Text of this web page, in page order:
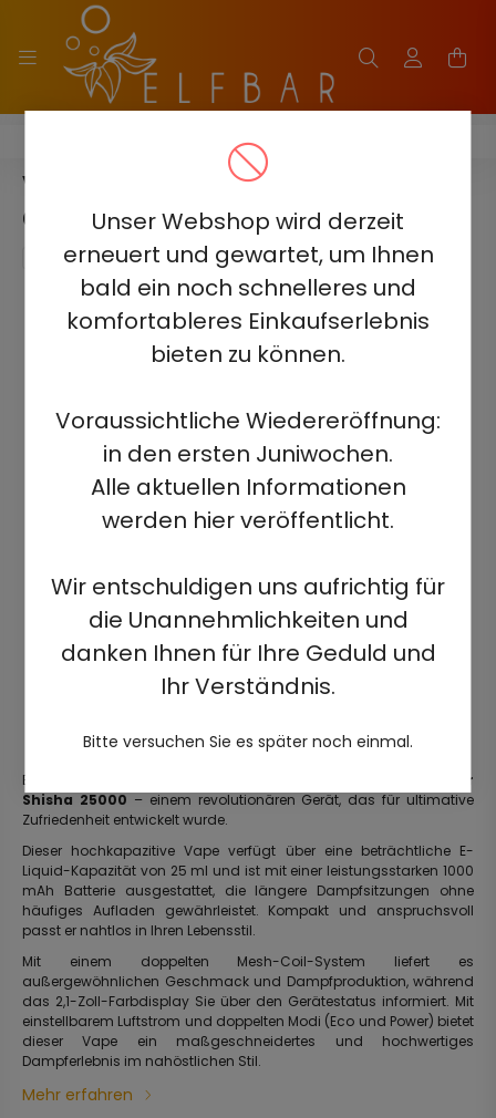
Unser Webshop wird derzeit
erneuert und gewartet, um Ihnen
bald ein noch schnelleres und
komfortableres Einkaufserlebnis
bieten zu können.
Voraussichtliche Wiedereröffnung:
in den ersten Juniwochen.
Alle aktuellen Informationen
werden hier veröffentlicht.
Wir entschuldigen uns aufrichtig für
die Unannehmlichkeiten und
danken Ihnen für Ihre Geduld und
Ihr Verständnis.
Bitte versuchen Sie es später noch einmal.
VOZOL GEAR SISHA 25000 - 0.5%
VOZOL GEAR SISHA 25000 -
GRAPE ICE 0.5% NICOTINE
Erleben Sie die Welt des Premium-Dampfens mit dem
Vozol Gear
Shisha 25000 – einem revolutionären Gerät, das für ultimative
Zufriedenheit entwickelt wurde.
Dieser hochkapazitive Vape verfügt über eine beträchtliche E-
Liquid-Kapazität von 25 ml und ist mit einer leistungsstarken 1000
mAh Batterie ausgestattet, die längere Dampfsitzungen ohne
häufiges Aufladen gewährleistet. Kompakt und anspruchsvoll
passt er nahtlos in Ihren Lebensstil.
Mit einem doppelten Mesh-Coil-System liefert es
außergewöhnlichen Geschmack und Dampfproduktion, während
das 2,1-Zoll-Farbdisplay Sie über den Gerätestatus informiert. Mit
einstellbarem Luftstrom und doppelten Modi (Eco und Power) bietet
dieser Vape ein maßgeschneidertes und hochwertiges
Dampferlebnis im nahöstlichen Stil.
Mehr erfahren